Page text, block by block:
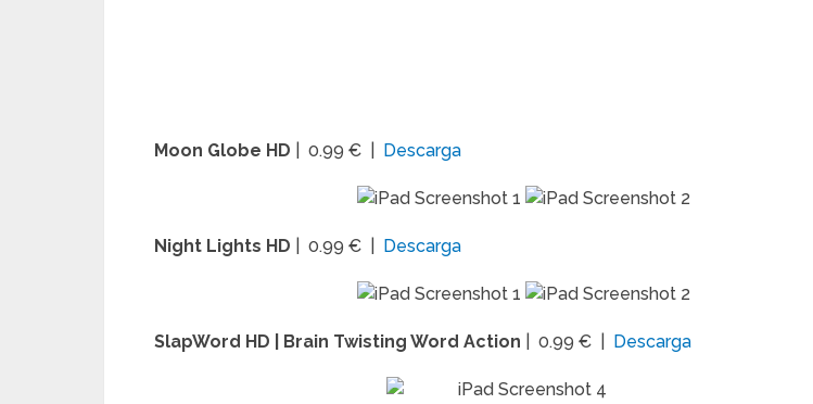
Moon Globe HD | 0.99 € | Descarga
Night Lights HD | 0.99 € | Descarga
SlapWord HD | Brain Twisting Word Action | 0.99 € | Descarga